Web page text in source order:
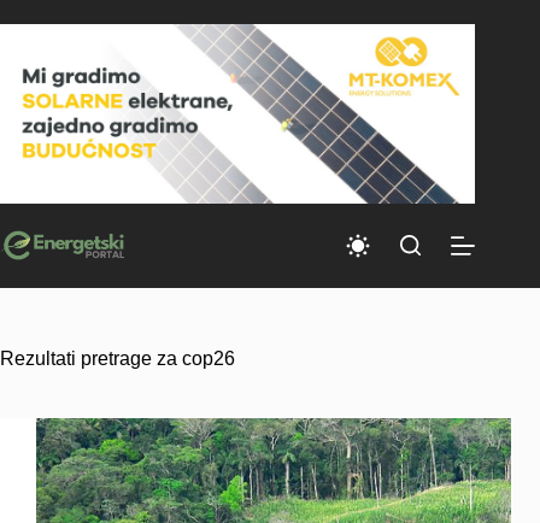
to
Rezultati pretrage za cop26